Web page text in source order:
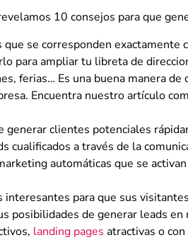
10 consejos para que
se corresponden
para ampliar tu libreta de
ferias… Es una buena manera
Encuentra nuestro artículo
generar clientes potenciales
cualificados a través de la
automáticas que se
interesantes para que sus
posibilidades de generar leads en
landing pages atractivas o